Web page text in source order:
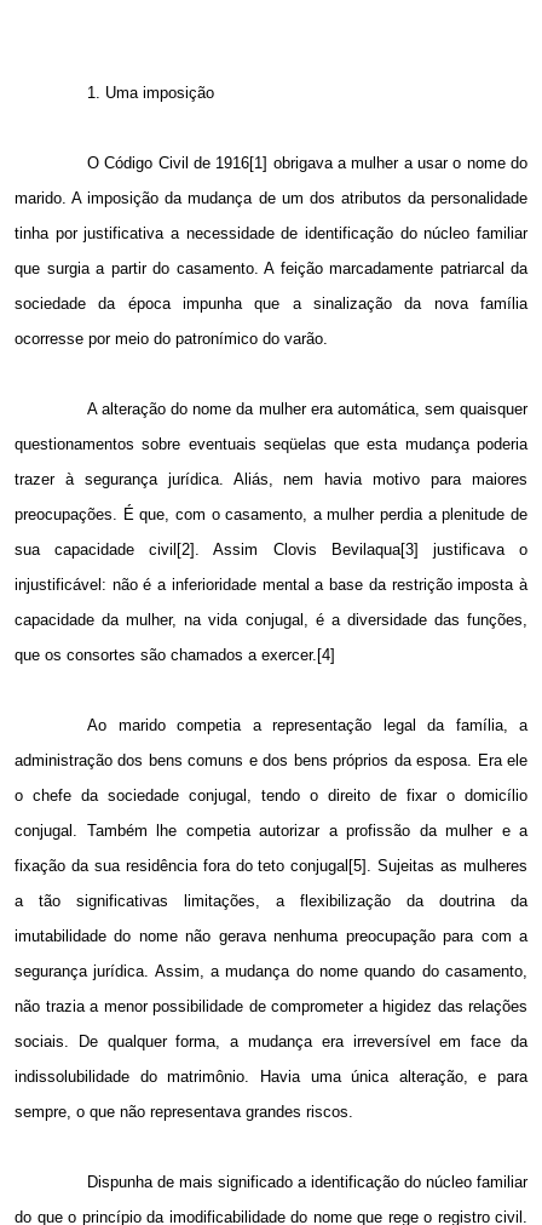
1. Uma imposição
O Código Civil de 1916[1] obrigava a mulher a usar o nome do
marido. A imposição da mudança de um dos atributos da personalidade
tinha por justificativa a necessidade de identificação do núcleo familiar
que surgia a partir do casamento. A feição marcadamente patriarcal da
sociedade da época impunha que a sinalização da nova família
ocorresse por meio do patronímico do varão.
A alteração do nome da mulher era automática, sem quaisquer
questionamentos sobre eventuais seqüelas que esta mudança poderia
trazer à segurança jurídica. Aliás, nem havia motivo para maiores
preocupações. É que, com o casamento, a mulher perdia a plenitude de
sua capacidade civil[2]. Assim Clovis Bevilaqua[3] justificava o
injustificável: não é a inferioridade mental a base da restrição imposta à
capacidade da mulher, na vida conjugal, é a diversidade das funções,
que os consortes são chamados a exercer.[4]
Ao marido competia a representação legal da família, a
administração dos bens comuns e dos bens próprios da esposa. Era ele
o chefe da sociedade conjugal, tendo o direito de fixar o domicílio
conjugal. Também lhe competia autorizar a profissão da mulher e a
fixação da sua residência fora do teto conjugal[5]. Sujeitas as mulheres
a tão significativas limitações, a flexibilização da doutrina da
imutabilidade do nome não gerava nenhuma preocupação para com a
segurança jurídica. Assim, a mudança do nome quando do casamento,
não trazia a menor possibilidade de comprometer a higidez das relações
sociais. De qualquer forma, a mudança era irreversível em face da
indissolubilidade do matrimônio. Havia uma única alteração, e para
sempre, o que não representava grandes riscos.
Dispunha de mais significado a identificação do núcleo familiar
do que o princípio da imodificabilidade do nome que rege o registro civil.